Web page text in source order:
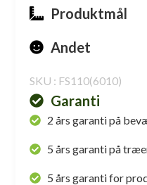
Produktmål
Andet
SKU : FS110(6010)
Garanti
2 års garanti på
5 års garanti på
5 års garanti for